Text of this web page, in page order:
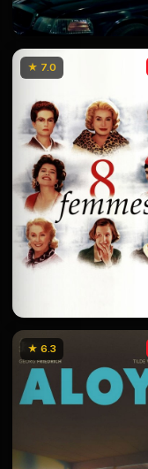
★ 7.0
★ 6.3